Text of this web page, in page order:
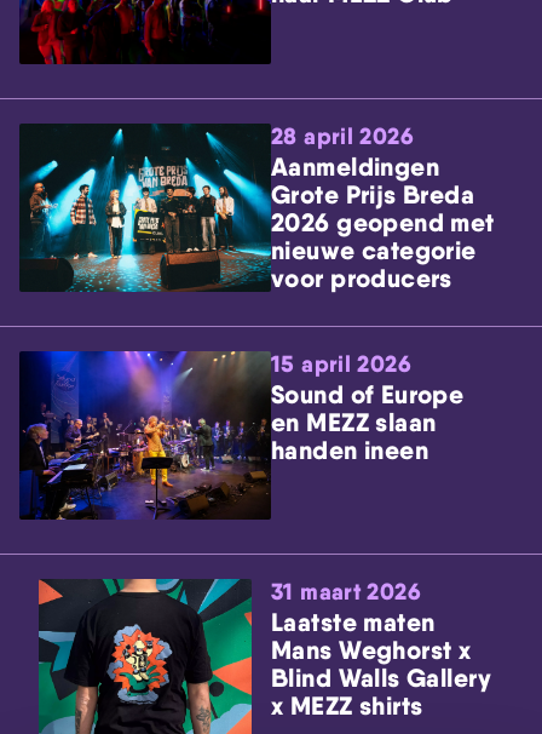
28 april 2026
Aanmeldingen
Grote Prijs Breda
2026 geopend met
nieuwe categorie
voor producers
15 april 2026
Sound of Europe
en MEZZ slaan
handen ineen
31 maart 2026
Laatste maten
Mans Weghorst x
Blind Walls Gallery
x MEZZ shirts